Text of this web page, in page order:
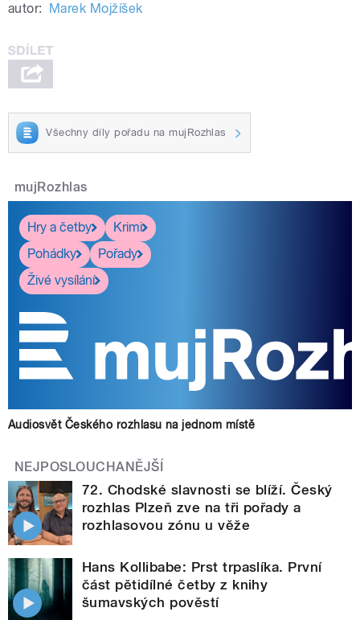
autor: Marek Mojžíšek
Všechny díly pořadu na mujRozhlas
mujRozhlas
Hry a četby
Krimi
Pohádky
Pořady
Živé vysílání
Audiosvět Českého rozhlasu na jednom místě
NEJPOSLOUCHANĚJŠÍ
72. Chodské slavnosti se blíží. Český
rozhlas Plzeň zve na tři pořady a
rozhlasovou zónu u věže
Hans Kollibabe: Prst trpaslíka. První
část pětidílné četby z knihy
šumavských pověstí